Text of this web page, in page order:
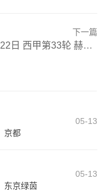
下一篇
甲第33轮 赫罗纳vs皇家贝蒂斯 全场录像
05-13
京都
05-13
东京绿茵